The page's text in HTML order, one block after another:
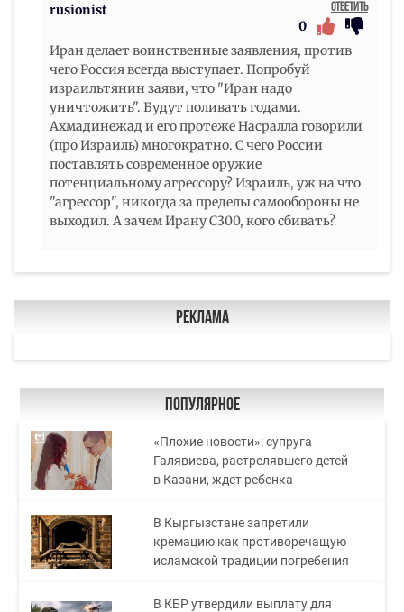
rusionist
Ответить
0
Иран делает воинственные заявления, против
чего Россия всегда выступает. Попробуй
израильтянин заяви, что "Иран надо
уничтожить". Будут поливать годами.
Ахмадинежад и его протеже Насралла говорили
(про Израиль) многократно. С чего России
поставлять современное оружие
потенциальному агрессору? Израиль, уж на что
"агрессор", никогда за пределы самообороны не
выходил. А зачем Ирану С300, кого сбивать?
Реклама
Популярное
«Плохие новости»: супруга
Галявиева, растрелявшего детей
в Казани, ждет ребенка
В Кыргызстане запретили
кремацию как противоречащую
исламской традиции погребения
В КБР утвердили выплату для